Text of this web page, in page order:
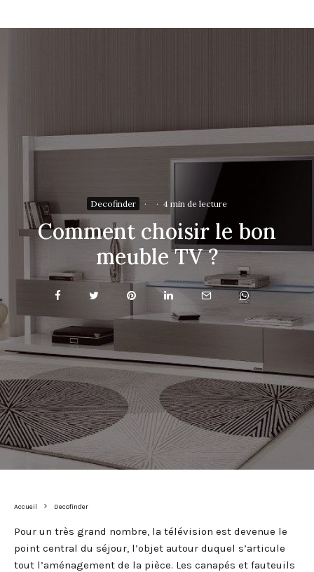
Decofinder · · 4 min de lecture
Comment choisir le bon
meuble TV ?
Accueil Decofinder
Pour un très grand nombre, la télévision est devenue le
point central du séjour, l’objet autour duquel s’articule
tout l’aménagement de la pièce. Les canapés et fauteuils